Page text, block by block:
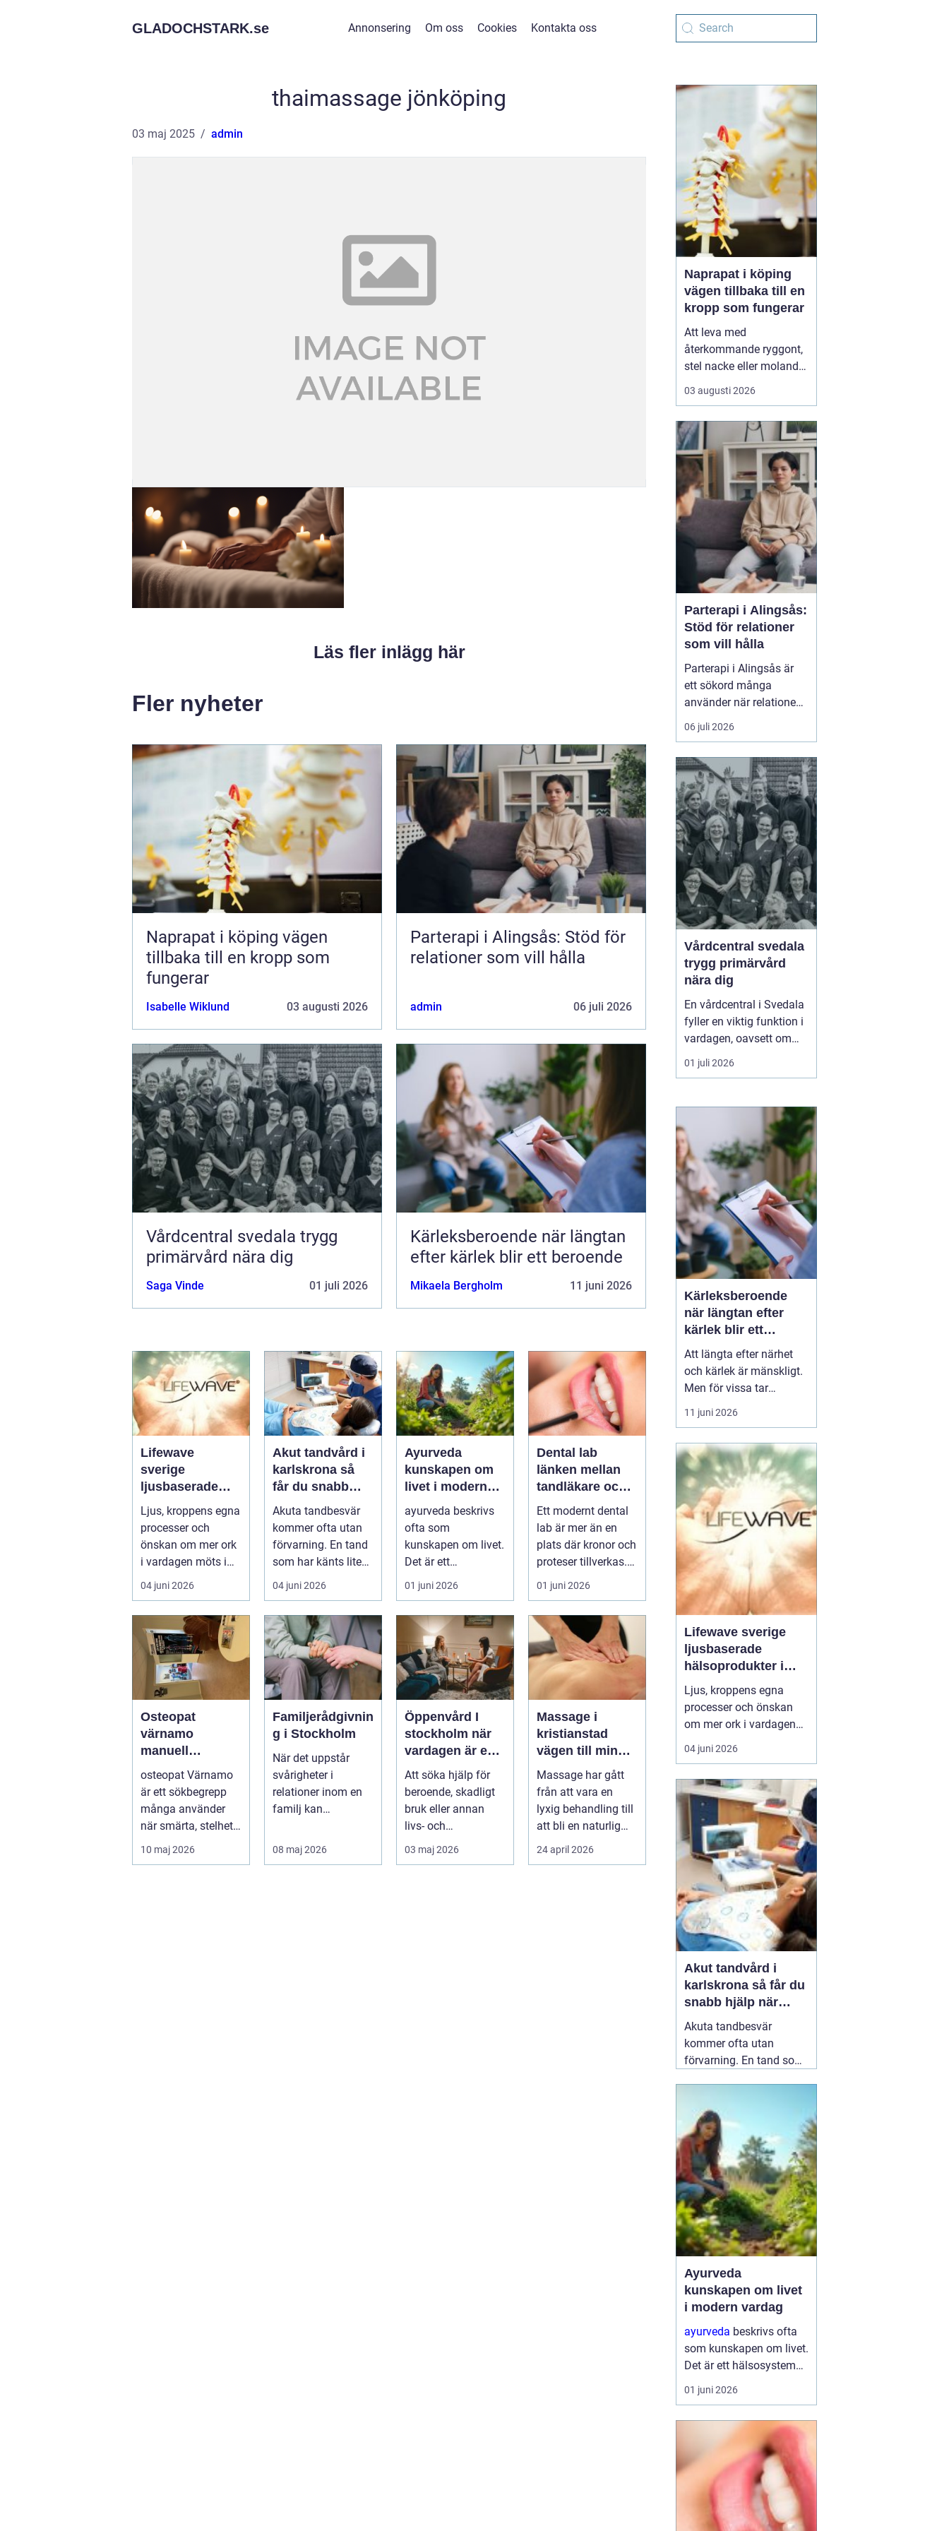
GLADOCHSTARK.se Annonsering Om oss Cookies Kontakta oss
thaimassage jönköping
03 maj 2025 admin
Läs fler inlägg här
Fler nyheter
Naprapat i köping vägen
tillbaka till en kropp som
fungerar
Isabelle Wiklund 03 augusti 2026
Parterapi i Alingsås: Stöd för
relationer som vill hålla
admin 06 juli 2026
Vårdcentral svedala trygg
primärvård nära dig
Saga Vinde 01 juli 2026
Kärleksberoende när längtan
efter kärlek blir ett beroende
Mikaela Bergholm 11 juni 2026
Lifewave
sverige
ljusbaserade
hälsoprodukter i
fokus
Ljus, kroppens egna
processer och
önskan om mer ork
i vardagen möts i
ett växande intresse
för fotot...
04 juni 2026
Akut tandvård i
karlskrona så
får du snabb
hjälp när tanden
krisar
Akuta tandbesvär
kommer ofta utan
förvarning. En tand
som har känts lite
öm kan plötsligt
göra så on...
04 juni 2026
Ayurveda
kunskapen om
livet i modern
vardag
ayurveda beskrivs
ofta som
kunskapen om livet.
Det är ett
hälsosystem som
betonar balans,
helhet och...
01 juni 2026
Dental lab
länken mellan
tandläkare och
hållbara leenden
Ett modernt dental
lab är mer än en
plats där kronor och
proteser tillverkas.
Det är en teknisk
och ...
01 juni 2026
Osteopat
värnamo
manuell
behandling för
minskad smärta
och Ökad
rörlighet
osteopat Värnamo
är ett sökbegrepp
många använder
när smärta, stelhet
eller återkommande
värk börjar...
10 maj 2026
Familjerådgivnin
g i Stockholm
När det uppstår
svårigheter i
relationer inom en
familj kan
08 maj 2026
Öppenvård I
stockholm när
vardagen är en
del av
behandlingen
Att söka hjälp för
beroende, skadligt
bruk eller annan
livs- och
beteendeproblemati
k är ett stort st...
03 maj 2026
Massage i
kristianstad
vägen till mindre
stress och mer
energi i
vardagen
Massage har gått
från att vara en
lyxig behandling till
att bli en naturlig
del av en hållbar
livsst...
24 april 2026
Naprapat i köping
vägen tillbaka till en
kropp som fungerar
Att leva med
återkommande ryggont,
stel nacke eller molande
värk i axlar och höfter
sliter på både ork och
länge innan de söker
hjälp, fast problemen
ofta går att påverka. En
naprapat i Köping kan
hjälpa till att hitta
orsaken bak...
03 augusti 2026
Parterapi i Alingsås:
Stöd för relationer
som vill hålla
Parterapi i Alingsås är
ett sökord många
använder när relationen
börjar skava och
vardagen känns mer
samarbete. När
konflikter upprepas,
tystnaden växer eller
avståndet kä...
06 juli 2026
Vårdcentral svedala
trygg primärvård
nära dig
En vårdcentral i Svedala
fyller en viktig funktion i
vardagen, oavsett om
det handlar om akuta
infektioner, långvariga
kring barnhälsa och
graviditet. När vården
samlas under ett tak blir
vägen mellan olika
mottagningar kortare...
01 juli 2026
Kärleksberoende
när längtan efter
kärlek blir ett
beroende
Att längta efter närhet
och kärlek är mänskligt.
Men för vissa tar
längtan över helt.
Relationer, förälskelser
rätta blir viktigare än
jobb, vänner, hälsa och
till och med den egna
säkerheten. Då handlar
det inte längre bara om
s...
11 juni 2026
Lifewave sverige
ljusbaserade
hälsoprodukter i
fokus
Ljus, kroppens egna
processer och önskan
om mer ork i vardagen
möts i ett växande
intresse för fototerapi
Sverige söker många
efter skonsamma
metoder som kan stödja
återhämtning, energi och
allmänt välbefinnande
utan ingrepp eller...
04 juni 2026
Akut tandvård i
karlskrona så får du
snabb hjälp när
tanden krisar
Akuta tandbesvär
kommer ofta utan
förvarning. En tand som
du knappt kan sova. En
fyllning kan lossna
lagom till helgen, eller en
tand kan skadas vid en
olycka. I sådana lägen
söker många på04 juni
2026
Ayurveda
kunskapen om livet
i modern vardag
ayurveda beskrivs ofta
som kunskapen om livet.
Det är ett hälsosystem
som betonar balans,
helhet och samspelet
omgivning. I stället för
att bara fokusera på
symtom försöker
ayurve...
01 juni 2026